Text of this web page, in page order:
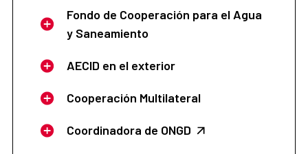
Fondo de Cooperación para el Agua
y Saneamiento
AECID en el exterior
Cooperación Multilateral
Coordinadora de ONGD